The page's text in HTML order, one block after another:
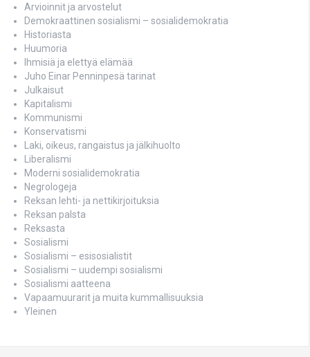
Arvioinnit ja arvostelut
Demokraattinen sosialismi – sosialidemokratia
Historiasta
Huumoria
Ihmisiä ja elettyä elämää
Juho Einar Penninpesä tarinat
Julkaisut
Kapitalismi
Kommunismi
Konservatismi
Laki, oikeus, rangaistus ja jälkihuolto
Liberalismi
Moderni sosialidemokratia
Negrologeja
Reksan lehti- ja nettikirjoituksia
Reksan palsta
Reksasta
Sosialismi
Sosialismi – esisosialistit
Sosialismi – uudempi sosialismi
Sosialismi aatteena
Vapaamuurarit ja muita kummallisuuksia
Yleinen